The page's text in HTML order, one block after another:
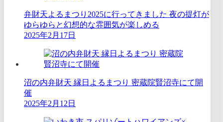
弁財天よるまつり2025に行ってきました 夜の提灯が
ゆらゆらと幻想的な雰囲気が楽しめる
2025年2月17日
沼の内弁財天 縁日よるまつり 密蔵院賢沼寺にて開
催
2025年2月12日